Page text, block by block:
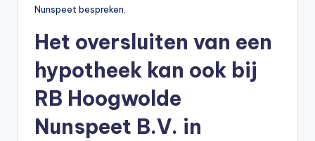
Nunspeet bespreken.
Het oversluiten van een
hypotheek kan ook bij
RB Hoogwolde
Nunspeet B.V. in